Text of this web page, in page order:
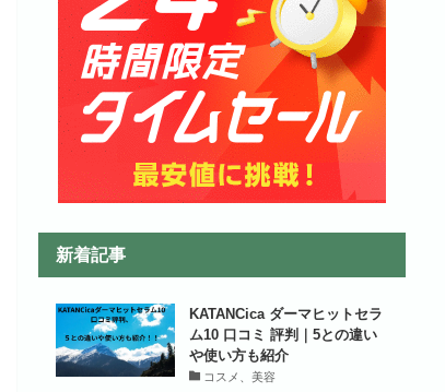
新着記事
KATANCica ダーマヒットセラ
ム10 口コミ 評判｜5との違い
や使い方も紹介
コスメ、美容